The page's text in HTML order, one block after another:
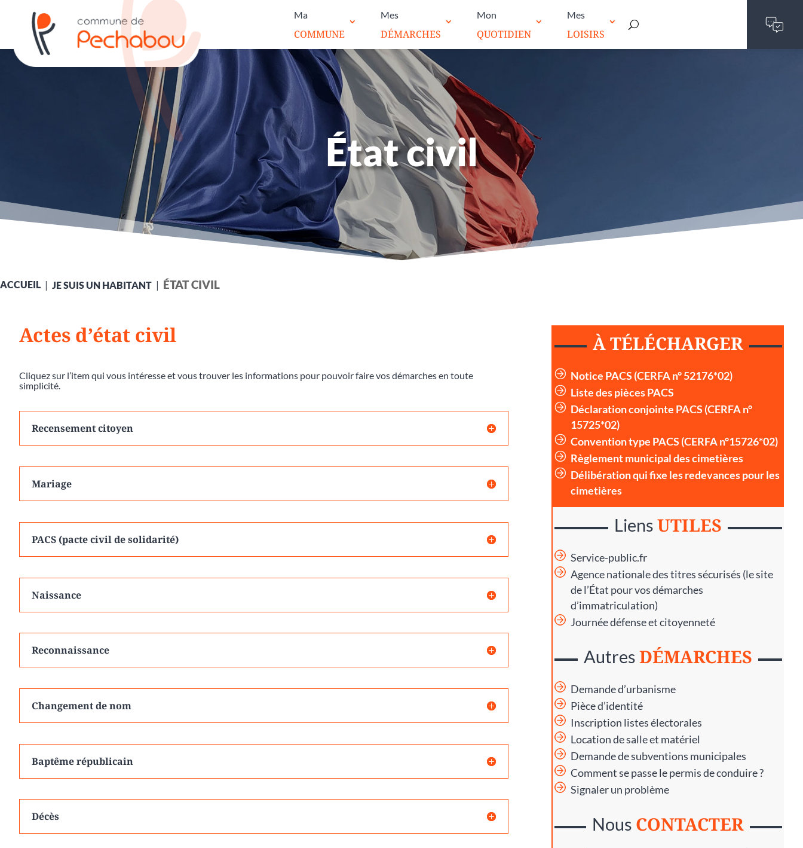
Ma
COMMUNE
Mes
DÉMARCHES
Mon
QUOTIDIEN
Mes
LOISIRS
État civil
ACCUEIL JE SUIS UN HABITANT ÉTAT CIVIL
Actes d’état civil
Cliquez sur l’item qui vous intéresse et vous trouver les informations pour pouvoir faire vos démarches en toute
simplicité.
Recensement citoyen
Mariage
PACS (pacte civil de solidarité)
Naissance
Reconnaissance
Changement de nom
Baptême républicain
Décès
À TÉLÉCHARGER
Notice PACS (CERFA n° 52176*02)
Liste des pièces PACS
Déclaration conjointe PACS (CERFA n°
15725*02)
Convention type PACS (CERFA n°15726*02)
Règlement municipal des cimetières
Délibération qui fixe les redevances pour les
cimetières
LiensUTILES
Service-public.fr
Agence nationale des titres sécurisés (le site
de l’État pour vos démarches
d’immatriculation)
Journée défense et citoyenneté
AutresDÉMARCHES
Demande d’urbanisme
Pièce d’identité
Inscription listes électorales
Location de salle et matériel
Demande de subventions municipales
Comment se passe le permis de conduire ?
Signaler un problème
Nous CONTACTER